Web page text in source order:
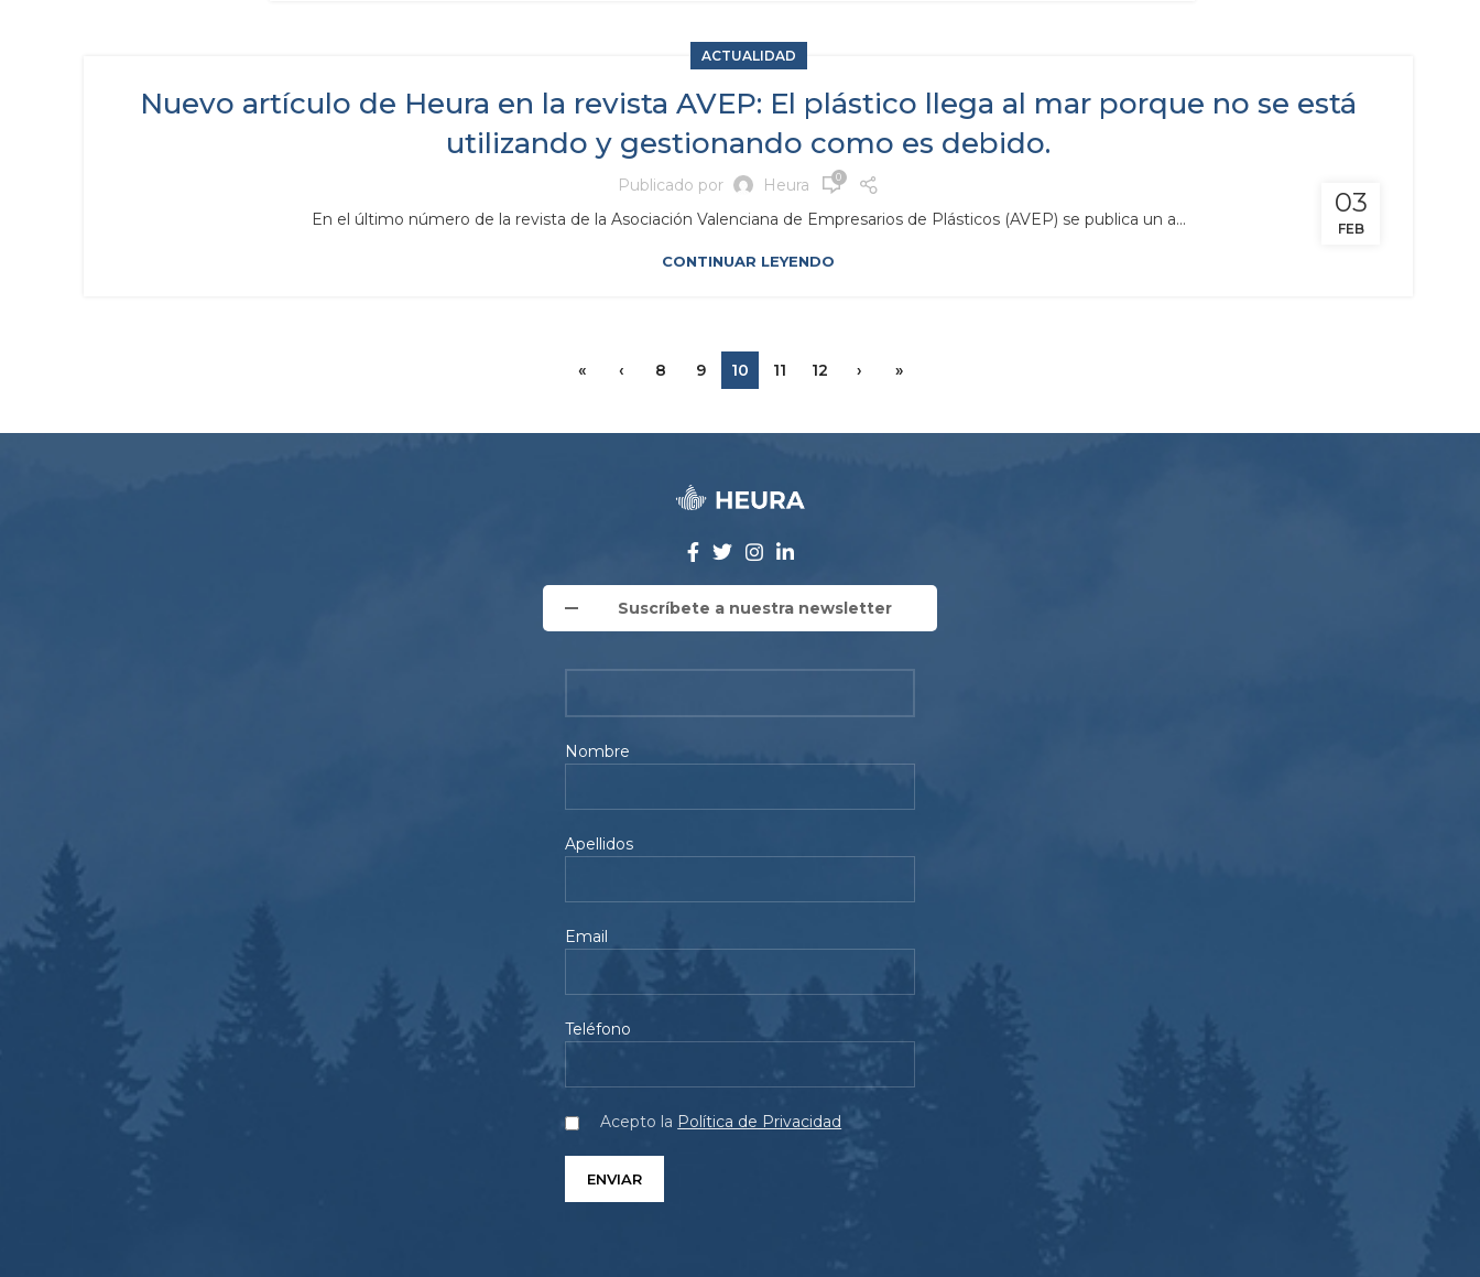
03
FEB
ACTUALIDAD
Nuevo artículo de Heura en la revista AVEP: El plástico llega al mar porque no se está
utilizando y gestionando como es debido.
Publicado por Heura 0
En el último número de la revista de la Asociación Valenciana de Empresarios de Plásticos (AVEP) se publica un a...
CONTINUAR LEYENDO
« ‹ 8 9 10 11 12 › »
Suscríbete a nuestra newsletter
Nombre
Apellidos
Email
Teléfono
Acepto la Política de Privacidad